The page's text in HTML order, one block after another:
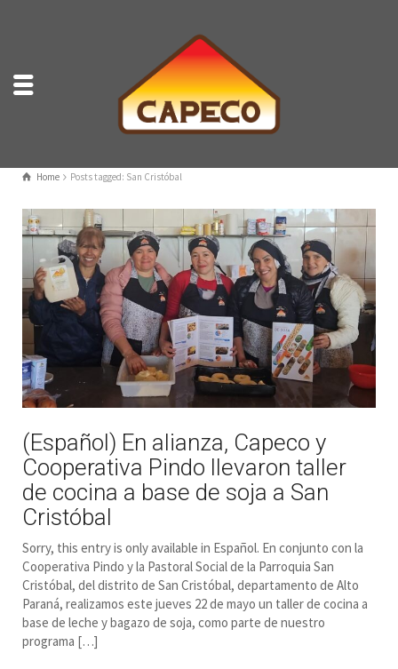
Home Posts tagged: San Cristóbal
(Español) En alianza, Capeco y
Cooperativa Pindo llevaron taller
de cocina a base de soja a San
Cristóbal
Sorry, this entry is only available in Español. En conjunto con la
Cooperativa Pindo y la Pastoral Social de la Parroquia San
Cristóbal, del distrito de San Cristóbal, departamento de Alto
Paraná, realizamos este jueves 22 de mayo un taller de cocina a
base de leche y bagazo de soja, como parte de nuestro
programa […]